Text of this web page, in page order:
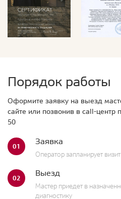
Порядок работы
Оформите заявку на выезд
сайте или позвонив в call-центр
50
01 Заявка
Оператор запланирует
02 Выезд
Мастер приедет в
диагностику